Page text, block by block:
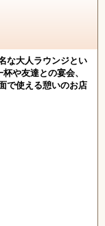
な大人ラウンジとい
や友達との宴会、
で使える憩いのお店